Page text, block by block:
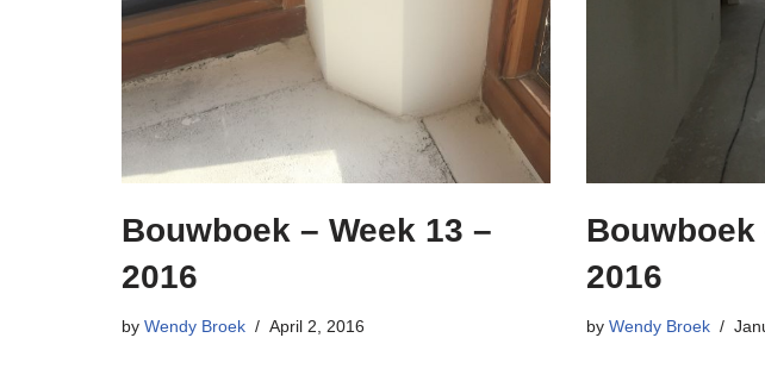
Bouwboek – Week 13 –
2016
by Wendy Broek April 2, 2016
Bouwboek
2016
by Wendy Broek